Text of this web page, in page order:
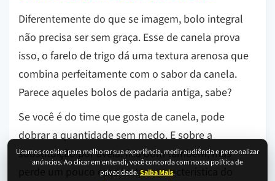
Usamos cookies para melhorar sua experiência, medir audiência e personalizar
anúncios. Ao clicar em entendi, você concorda com nossa política de
privacidade.Saiba Mais.
Diferentemente do que se imagem, bolo integral
não precisa ser sem graça. Esse de canela prova
isso, o farelo de trigo dá uma textura arenosa que
combina perfeitamente com o sabor da canela.
Parece aqueles bolos de padaria antiga, sabe?
Se você é do time que gosta de canela, pode
dobrar a quantidade sem medo. E sobre a
substituição por aveia: fica bom também, mas
perde um pouco essa textura característica do